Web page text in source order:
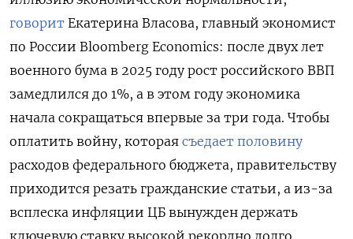
говорит Екатерина Власова, главный экономист
по России Bloomberg Economics: после двух лет
военного бума в 2025 году рост российского ВВП
замедлился до 1%, а в этом году экономика
начала сокращаться впервые за три года. Чтобы
оплатить войну, которая съедает половину
расходов федерального бюджета, правительству
приходится резать гражданские статьи, а из-за
всплеска инфляции ЦБ вынужден держать
ключевую ставку высокой рекордно долго